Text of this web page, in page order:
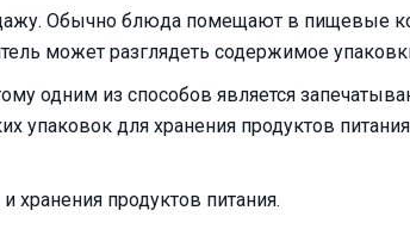
Обычно блюда помещают в пищевые
может разглядеть содержимое
одним из способов является
упаковок для хранения продуктов
хранения продуктов питания.